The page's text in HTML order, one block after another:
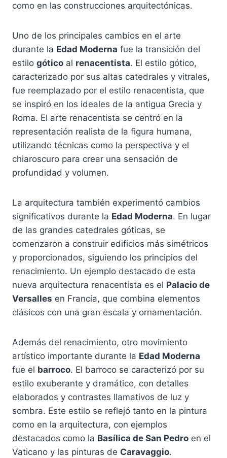
como en las construcciones arquitectónicas.
Uno de los principales cambios en el arte
durante la Edad Moderna fue la transición del
estilo gótico al renacentista. El estilo gótico,
caracterizado por sus altas catedrales y vitrales,
fue reemplazado por el estilo renacentista, que
se inspiró en los ideales de la antigua Grecia y
Roma. El arte renacentista se centró en la
representación realista de la figura humana,
utilizando técnicas como la perspectiva y el
chiaroscuro para crear una sensación de
profundidad y volumen.
La arquitectura también experimentó cambios
significativos durante la Edad Moderna. En lugar
de las grandes catedrales góticas, se
comenzaron a construir edificios más simétricos
y proporcionados, siguiendo los principios del
renacimiento. Un ejemplo destacado de esta
nueva arquitectura renacentista es el Palacio de
Versalles en Francia, que combina elementos
clásicos con una gran escala y ornamentación.
Además del renacimiento, otro movimiento
artístico importante durante la Edad Moderna
fue el barroco. El barroco se caracterizó por su
estilo exuberante y dramático, con detalles
elaborados y contrastes llamativos de luz y
sombra. Este estilo se reflejó tanto en la pintura
como en la arquitectura, con ejemplos
destacados como la Basílica de San Pedro en el
Vaticano y las pinturas de Caravaggio.